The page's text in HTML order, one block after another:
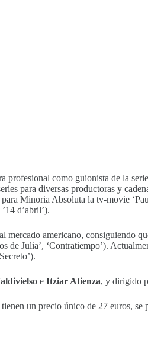
como guionista de la
para diversas productoras y
Minoria Absoluta la tv-movie
d’abril’).
americano, consiguiendo
Julia’, ‘Contratiempo’).
e Itziar Atienza, y dirigido
un precio único de 27 euros, se